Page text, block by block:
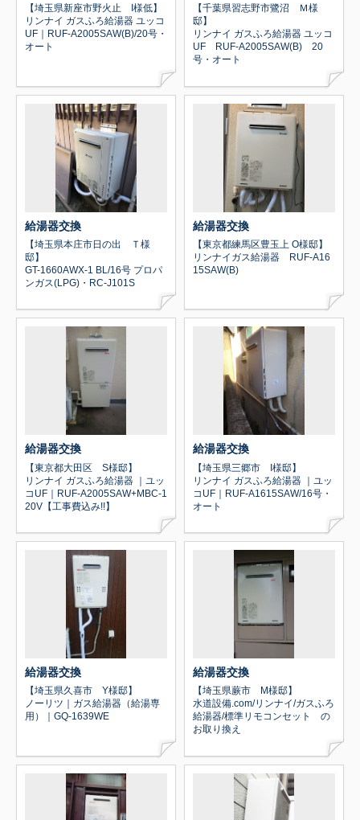
【埼玉県新座市野火止 I様低】
リンナイ ガスふろ給湯器 ユッコ
UF｜RUF-A2005SAW(B)/20号・
オート
【千葉県習志野市鷺沼 Ｍ様
邸】
リンナイ ガスふろ給湯器 ユッコ
UF RUF-A2005SAW(B) 20
号・オート
給湯器交換
【埼玉県本庄市日の出 Ｔ様
邸】
GT-1660AWX-1 BL/16号 プロパ
ンガス(LPG)・RC-J101S
給湯器交換
【東京都練馬区豊玉上 O様邸】
リンナイガス給湯器 RUF-A16
15SAW(B)
給湯器交換
【東京都大田区 S様邸】
リンナイ ガスふろ給湯器 ｜ユッ
コUF｜RUF-A2005SAW+MBC-1
20V【工事費込み!!】
給湯器交換
【埼玉県三郷市 I様邸】
リンナイ ガスふろ給湯器 ｜ユッ
コUF｜RUF-A1615SAW/16号・
オート
給湯器交換
【埼玉県久喜市 Y様邸】
ノーリツ｜ガス給湯器（給湯専
用）｜GQ-1639WE
給湯器交換
【埼玉県蕨市 M様邸】
水道設備.com/リンナイ/ガスふろ
給湯器/標準リモコンセット の
お取り換え